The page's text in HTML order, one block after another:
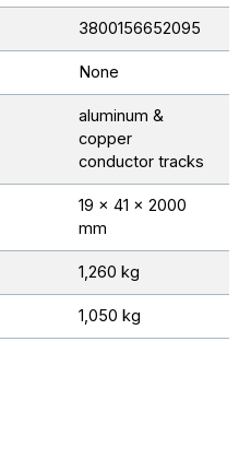
3800156652095
None
aluminum &
copper
conductor tracks
19 x 41 x 2000
mm
1,260 kg
1,050 kg